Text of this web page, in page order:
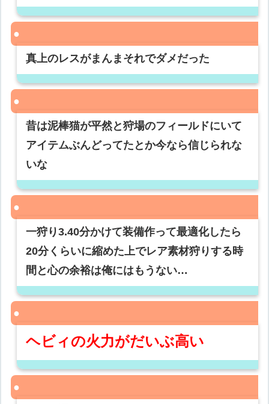
真上のレスがまんまそれでダメだった
昔は泥棒猫が平然と狩場のフィールドにいて
アイテムぶんどってたとか今なら信じられな
いな
一狩り3.40分かけて装備作って最適化したら
20分くらいに縮めた上でレア素材狩りする時
間と心の余裕は俺にはもうない…
ヘビィの火力がだいぶ高い